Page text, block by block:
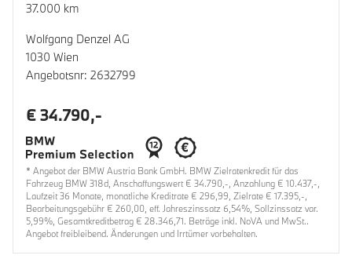
37.000 km
Wolfgang Denzel AG
1030 Wien
Angebotsnr: 2632799
€ 34.790,-
* Angebot der BMW Austria Bank GmbH. BMW Zielratenkredit für das
Fahrzeug BMW 318d, Anschaffungswert € 34.790,-, Anzahlung € 10.437,-,
Laufzeit 36 Monate, monatliche Kreditrate € 296,99, Zielrate € 17.395,-,
Bearbeitungsgebühr € 260,00, eff. Jahreszinssatz 6,54%, Sollzinssatz var.
5,99%, Gesamtkreditbetrag € 28.346,71. Beträge inkl. NoVA und MwSt..
Angebot freibleibend. Änderungen und Irrtümer vorbehalten.